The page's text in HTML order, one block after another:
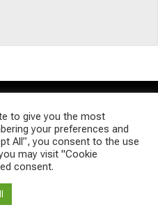
PRIVACY POLICY SITEMAP
Theme by TagDiv
to give you the most
your preferences and
All”, you consent to the use
may visit "Cookie
consent.